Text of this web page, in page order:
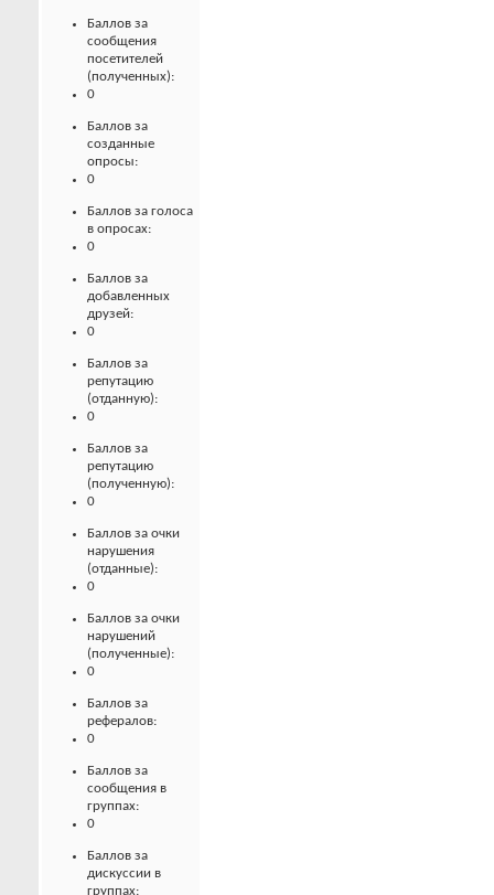
Баллов за
сообщения
посетителей
(полученных):
0
Баллов за
созданные
опросы:
0
Баллов за голоса
в опросах:
0
Баллов за
добавленных
друзей:
0
Баллов за
репутацию
(отданную):
0
Баллов за
репутацию
(полученную):
0
Баллов за очки
нарушения
(отданные):
0
Баллов за очки
нарушений
(полученные):
0
Баллов за
рефералов:
0
Баллов за
сообщения в
группах:
0
Баллов за
дискуссии в
группах: